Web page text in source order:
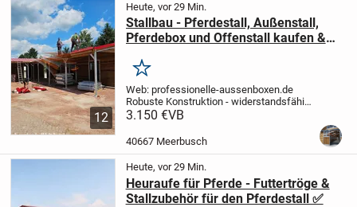
12
Heute, vor 29 Min.
Stallbau - Pferdestall, Außenstall,
Pferdebox und Offenstall kaufen &
Weidehütte
Merken
Web: professionelle-aussenboxen.de
Robuste Konstruktion - widerstandsfähig
gegen hohe Schnee und Windlasten
Entdecken Sie noch heute unser Angebot!
3.150 €VB
40667 Meerbusch
Heute, vor 29 Min.
Heuraufe für Pferde - Futtertröge &
Stallzubehör für den Pferdestall ✅